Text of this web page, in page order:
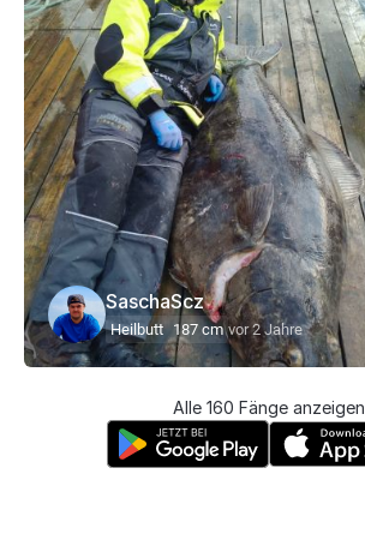
SaschaScz
Heilbutt 187 cm vor 2 Jahre
Alle 160 Fänge anzeigen